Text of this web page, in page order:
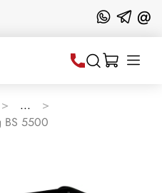
@
...
BS 5500